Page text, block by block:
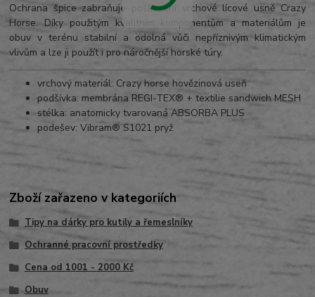
Ochrana špice zabraňuje poškození vrchové lícové usně Crazy
Horse. Díky použitým kvalitním komponentům a materiálům je
obuv v terénu stabilní a odolná vůči nepříznivým klimatickým
vlivům a lze ji použít i pro náročnější horské túry.
vrchový materiál: Crazy horse hovězinová useň
podšívka: membrána REGI-TEX® + textilie sandwich MESH
stélka: anatomicky tvarovaná ABSORBA PLUS
podešev: Vibram® S1021 pryž
Zboží zařazeno v kategoriích
Tipy na dárky pro kutily a řemeslníky
Ochranné pracovní prostředky
Cena od 1001 - 2000 Kč
Obuv